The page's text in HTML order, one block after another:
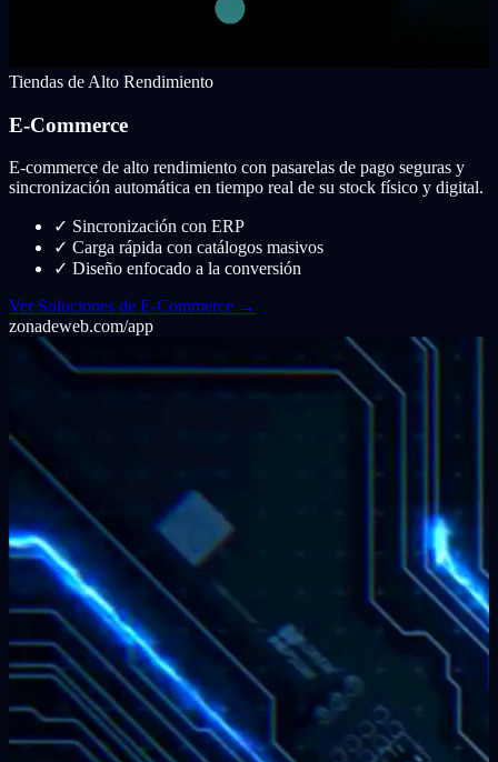
Tiendas de Alto Rendimiento
E-Commerce
E-commerce de alto rendimiento con pasarelas de pago seguras y
sincronización automática en tiempo real de su stock físico y digital.
✓ Sincronización con ERP
✓ Carga rápida con catálogos masivos
✓ Diseño enfocado a la conversión
Ver Soluciones de E-Commerce →
zonadeweb.com/app